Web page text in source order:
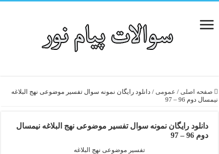
صفحه اصلی / عمومی / دانلود رایگان نمونه سوال تفسیر موضوعی نهج البلاغه
نیمسال دوم 96 – 97
دانلود رایگان نمونه سوال تفسیر موضوعی نهج البلاغه نیمسال
دوم 96 – 97
تفسیر موضوعی نهج البلاغه